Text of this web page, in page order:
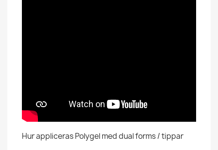
Hur appliceras Polygel med dual forms / tippar